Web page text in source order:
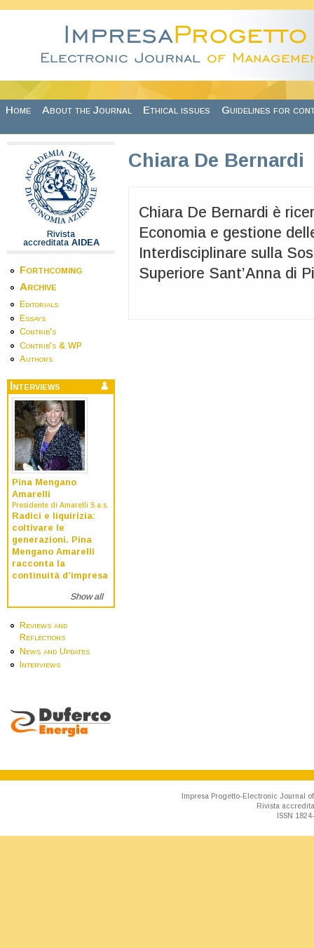
Home About the Journal Ethical issues Guidelines for
Rivista
accreditata AIDEA
Forthcoming
Archive
Editorials
Essays
Contrib's
Contrib's & WP
Authors
Interviews
Pina Mengano
Amarelli
Presidente di Amarelli S.a.s.
Radici e liquirizia:
coltivare le
generazioni. Pina
Mengano Amarelli
racconta la
continuità d’impresa
Show all
Reviews and
Reflections
News and Updates
Interviews
Chiara De Bernardi
Chiara De Bernardi è
Economia e gestione
Interdisciplinare sulla
Superiore Sant’Anna di
Impresa Progetto-Electronic Journal
Rivista
ISSN